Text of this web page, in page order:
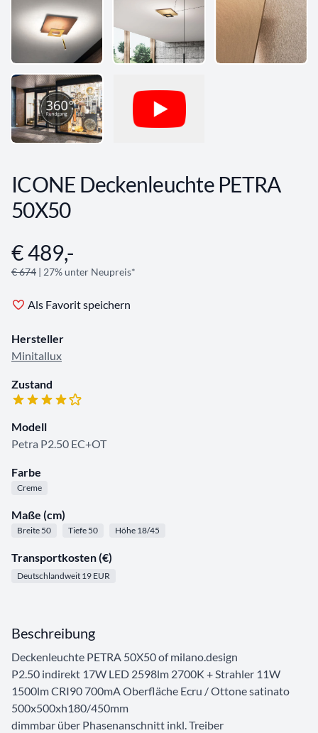
ICONE Deckenleuchte PETRA
50X50
Angebotsinformationen
€ 489,-
€ 674 | 27% unter Neupreis*
Als Favorit speichern
Hersteller
Minitallux
Zustand
Modell
Petra P2.50 EC+OT
Farbe
Creme
Maße (cm)
Breite 50 Tiefe 50 Höhe 18/45
Transportkosten (€)
Deutschlandweit 19 EUR
Beschreibung
Deckenleuchte PETRA 50X50 of milano.design
P2.50 indirekt 17W LED 2598lm 2700K + Strahler 11W
1500lm CRI90 700mA Oberfläche Ecru / Ottone satinato
500x500xh180/450mm
dimmbar über Phasenanschnitt inkl. Treiber